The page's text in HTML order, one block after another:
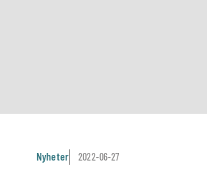
Nyheter 2022-06-27